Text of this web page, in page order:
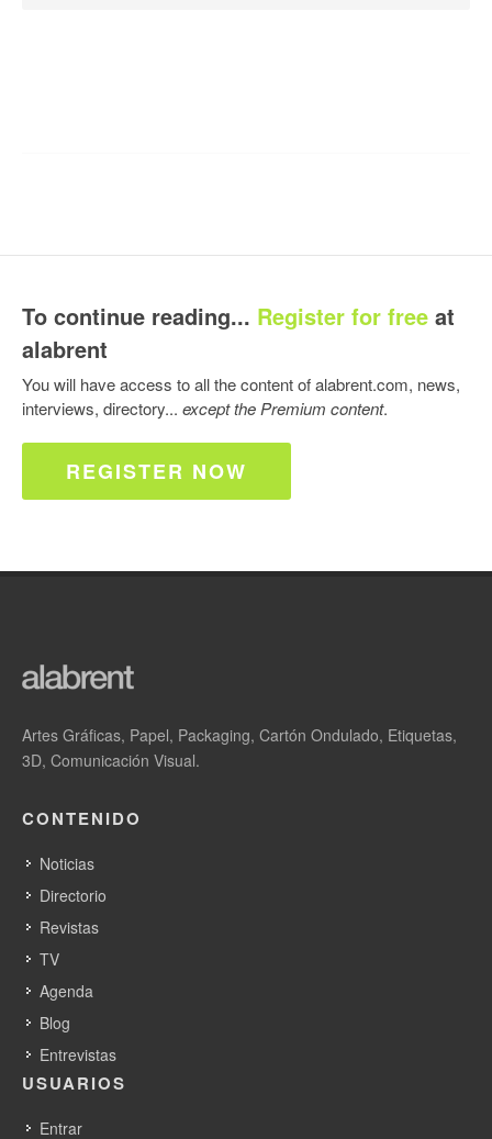
To continue reading... Register for free at
alabrent
You will have access to all the content of alabrent.com, news,
interviews, directory... except the Premium content.
REGISTER NOW
Artes Gráficas, Papel, Packaging, Cartón Ondulado, Etiquetas,
3D, Comunicación Visual.
CONTENIDO
Noticias
Directorio
Revistas
TV
Agenda
Blog
Entrevistas
USUARIOS
Entrar